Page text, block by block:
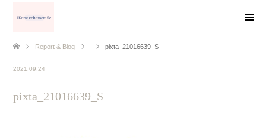
Report & Blog pixta_21016639_S
2021.09.24
pixta_21016639_S